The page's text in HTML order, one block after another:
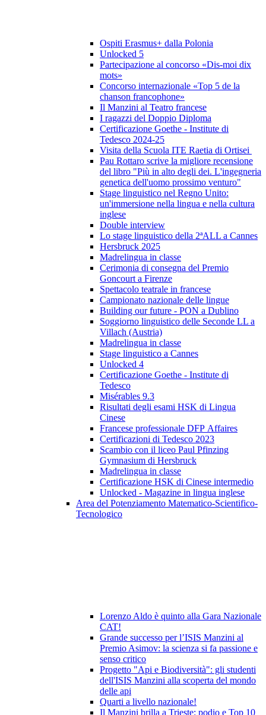
Ospiti Erasmus+ dalla Polonia
Unlocked 5
Partecipazione al concorso «Dis-moi dix
mots»
Concorso internazionale «Top 5 de la
chanson francophone»
Il Manzini al Teatro francese
I ragazzi del Doppio Diploma
Certificazione Goethe - Institute di
Tedesco 2024-25
Visita della Scuola ITE Raetia di Ortisei
Pau Rottaro scrive la migliore recensione
del libro "Più in alto degli dei. L'ingegneria
genetica dell'uomo prossimo venturo"
Stage linguistico nel Regno Unito:
un'immersione nella lingua e nella cultura
inglese
Double interview
Lo stage linguistico della 2ªALL a Cannes
Hersbruck 2025
Madrelingua in classe
Cerimonia di consegna del Premio
Goncourt a Firenze
Spettacolo teatrale in francese
Campionato nazionale delle lingue
Building our future - PON a Dublino
Soggiorno linguistico delle Seconde LL a
Villach (Austria)
Madrelingua in classe
Stage linguistico a Cannes
Unlocked 4
Certificazione Goethe - Institute di
Tedesco
Misérables 9.3
Risultati degli esami HSK di Lingua
Cinese
Francese professionale DFP Affaires
Certificazioni di Tedesco 2023
Scambio con il liceo Paul Pfinzing
Gymnasium di Hersbruck
Madrelingua in classe
Certificazione HSK di Cinese intermedio
Unlocked - Magazine in lingua inglese
Area del Potenziamento Matematico-Scientifico-
Tecnologico
Lorenzo Aldo è quinto alla Gara Nazionale
CAT!
Grande successo per l’ISIS Manzini al
Premio Asimov: la scienza si fa passione e
senso critico
Progetto "Api e Biodiversità": gli studenti
dell'ISIS Manzini alla scoperta del mondo
delle api
Quarti a livello nazionale!
Il Manzini brilla a Trieste: podio e Top 10